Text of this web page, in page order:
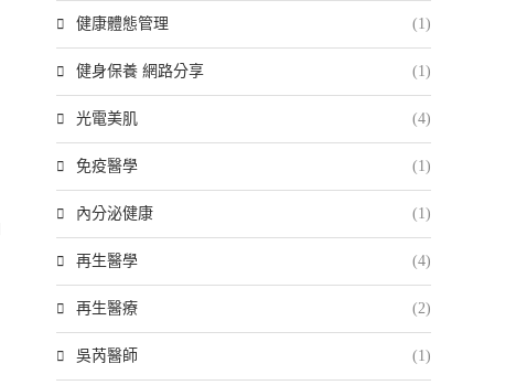
健康體態管理 (1)
健身保養 網路分享 (1)
光電美肌 (4)
免疫醫學 (1)
內分泌健康 (1)
再生醫學 (4)
再生醫療 (2)
吳芮醫師 (1)